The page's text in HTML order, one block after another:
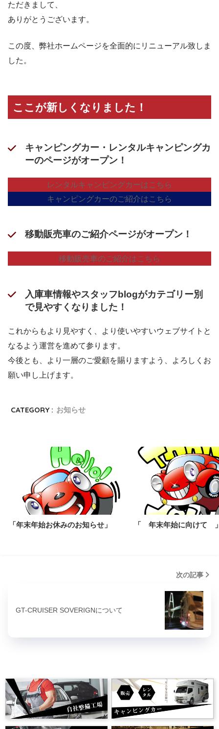
ただきまして、
ありがとうございます。
この度、弊社ホームページを全面的にリニューアル致しま
した。
ここが新しくなりました！
キャンピングカー・レンタルキャンピングカ
ーのページがオープン！
レンタルキャンピングカーはこちら
キャンピングカーのご紹介はこちら
移動販売車のご紹介ページがオープン！
移動販売車のご紹介はこちら
入庫車情報やスタッフblogがカテゴリー別
で見やすくなりました！
これからもより見やすく、より使いやすいウェブサイトと
なるよう運営を進めて参ります。
今後とも、より一層のご愛顧を賜りますよう、よろしくお
願い申し上げます。
CATEGORY : お知らせ
「年末年始お休みのお知らせ」 「 年末年始に向けて
次の記事
GT-CRUISER SOVERIGNについて